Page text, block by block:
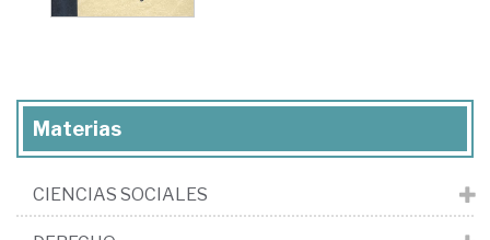
Materias
CIENCIAS SOCIALES